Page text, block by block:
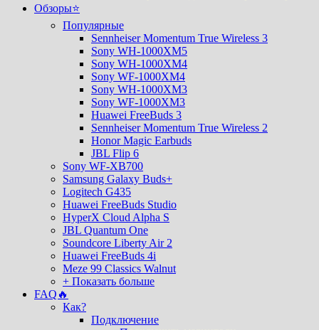
Обзоры⭐
Популярные
Sennheiser Momentum True Wireless 3
Sony WH-1000XM5
Sony WH-1000XM4
Sony WF-1000XM4
Sony WH-1000XM3
Sony WF-1000XM3
Huawei FreeBuds 3
Sennheiser Momentum True Wireless 2
Honor Magic Earbuds
JBL Flip 6
Sony WF-XB700
Samsung Galaxy Buds+
Logitech G435
Huawei FreeBuds Studio
HyperX Cloud Alpha S
JBL Quantum One
Soundcore Liberty Air 2
Huawei FreeBuds 4i
Meze 99 Classics Walnut
+ Показать больше
FAQ🔥
Как?
Подключение